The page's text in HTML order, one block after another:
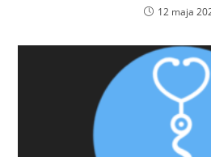
12 maja